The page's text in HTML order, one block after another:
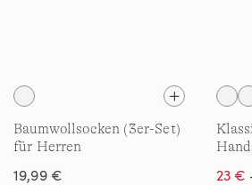
Baumwollsocken (3er-Set)
für Herren
19,99 €
23 €